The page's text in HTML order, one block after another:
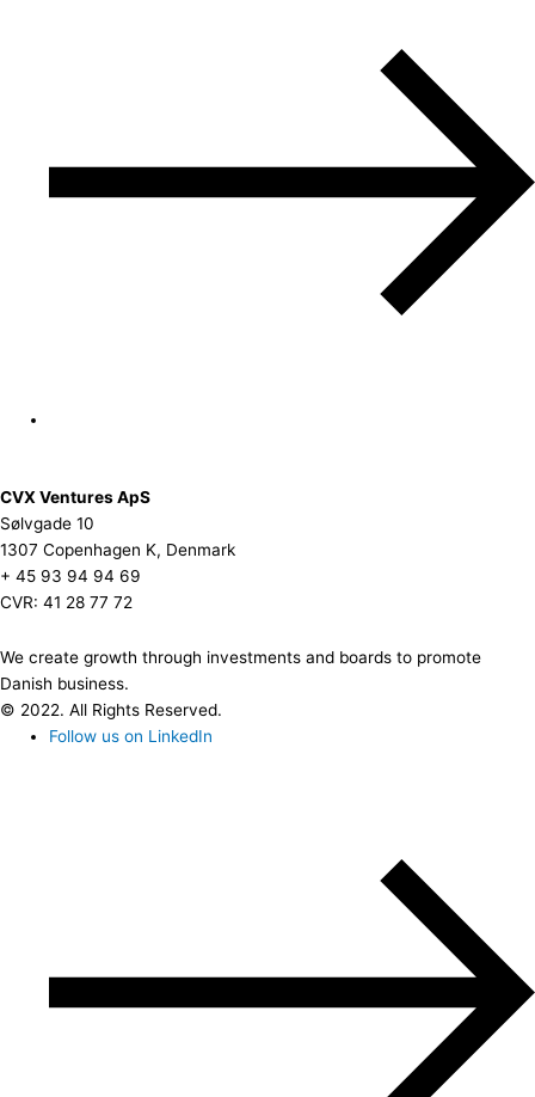
CVX Ventures ApS
Sølvgade 10
1307 Copenhagen K, Denmark
+ 45 93 94 94 69
CVR: 41 28 77 72
We create growth through investments and boards to promote
Danish business.
© 2022. All Rights Reserved.
Follow us on LinkedIn